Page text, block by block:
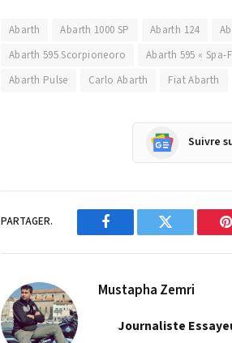
Abarth Abarth 1000 SP Abarth 124
Abarth 595 Scorpioneoro
Abarth 595 «
Abarth Pulse
Carlo Abarth Fiat Abarth
Suivre
PARTAGER.
Facebook Twitter
Mustapha Zemri
Journaliste